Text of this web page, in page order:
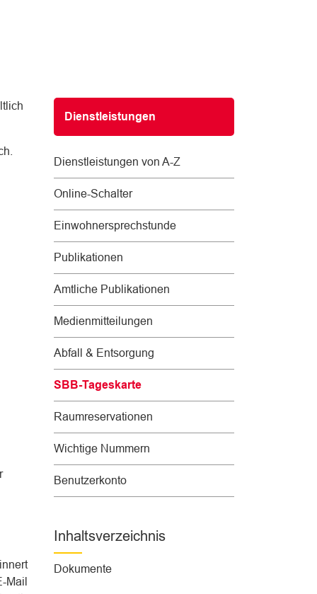
Subnavigation
Dienstleistungen
Dienstleistungen von A-Z
Online-Schalter
Einwohnersprechstunde
Publikationen
Amtliche Publikationen
Medienmitteilungen
Abfall & Entsorgung
SBB-Tageskarte
u
g
e
ä
h
l
Raumreservationen
Wichtige Nummern
Benutzerkonto
Inhaltsverzeichnis
Dokumente
Mail